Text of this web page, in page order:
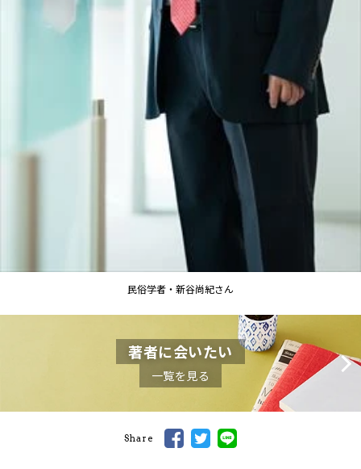
民俗学者・新谷尚紀さん
著者に会いたい
一覧を見る
Share